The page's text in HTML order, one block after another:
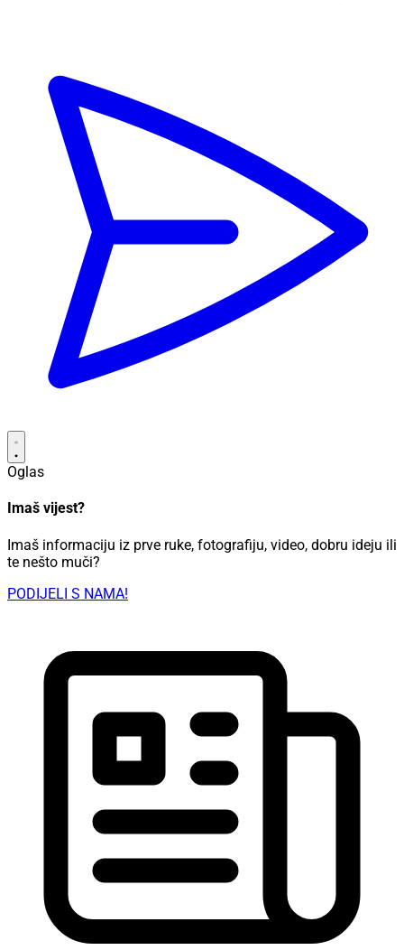
Oglas
Imaš vijest?
Imaš informaciju iz prve ruke, fotografiju, video, dobru ideju ili
te nešto muči?
PODIJELI S NAMA!